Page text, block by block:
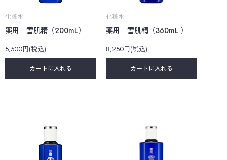
化粧水
薬用 雪肌精（200mL）
5,500円(税込)
カートに入れる
化粧水
薬用 雪肌精（360mL ）
8,250円(税込)
カートに入れる